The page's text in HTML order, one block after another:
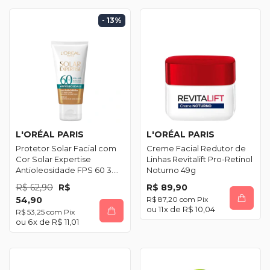
- 13%
L'ORÉAL PARIS
Protetor Solar Facial com
Cor Solar Expertise
Antioleosidade FPS 60 3.0
40g
R$ 62,90 R$
54,90
R$ 53,25 com Pix
6x de R$ 11,01
L'ORÉAL PARIS
Creme Facial Redutor de
Linhas Revitalift Pro-Retinol
Noturno 49g
R$ 89,90
R$ 87,20 com Pix
11x de R$ 10,04